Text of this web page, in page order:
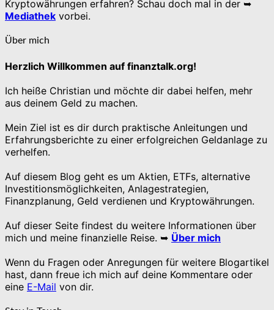
Kryptowährungen erfahren? Schau doch mal in der ➥
Mediathek vorbei.
Über mich
Herzlich Willkommen auf finanztalk.org!
Ich heiße Christian und möchte dir dabei helfen, mehr
aus deinem Geld zu machen.
Mein Ziel ist es dir durch praktische Anleitungen und
Erfahrungsberichte zu einer erfolgreichen Geldanlage zu
verhelfen.
Auf diesem Blog geht es um Aktien, ETFs, alternative
Investitionsmöglichkeiten, Anlagestrategien,
Finanzplanung, Geld verdienen und Kryptowährungen.
Auf dieser Seite findest du weitere Informationen über
mich und meine finanzielle Reise. ➥ Über mich
Wenn du Fragen oder Anregungen für weitere Blogartikel
hast, dann freue ich mich auf deine Kommentare oder
eine E-Mail von dir.